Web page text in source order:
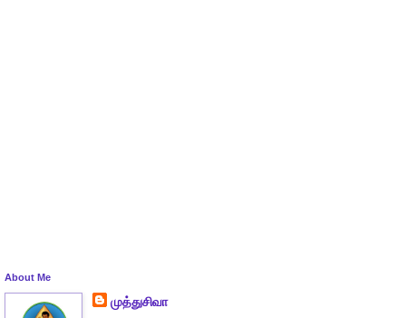
About Me
முத்துசிவா